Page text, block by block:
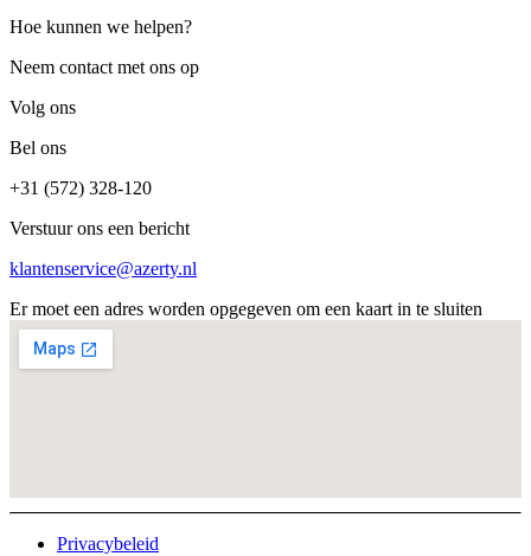
Hoe kunnen we helpen?
Neem contact met ons op
Volg ons
Bel ons
+31 (572) 328-120
Verstuur ons een bericht
klantenservice@azerty.nl
Er moet een adres worden opgegeven om een kaart in te sluiten
Privacybeleid